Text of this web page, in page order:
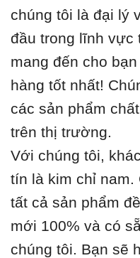
chúng tôi là đại lý
đầu trong lĩnh vực
mang đến cho
hàng tốt nhất!
các sản phẩm
trên thị trường.
Với chúng tôi,
tín là kim chỉ nam.
tất cả sản phẩm
mới 100% và có
chúng tôi. Bạn sẽ